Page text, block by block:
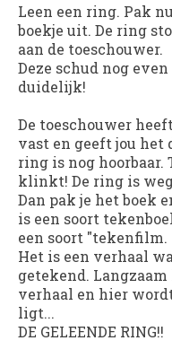
Leen een ring. Pak
boekje uit. De ring
aan de toeschouwer.
Deze schud nog
duidelijk!
De toeschouwer
vast en geeft jou het
ring is nog hoorbaar.
klinkt! De ring is
Dan pak je het boek
is een soort
een soort "tekenfilm.
Het is een verhaal
getekend.
verhaal en hier
ligt...
DE GELEENDE RING!!